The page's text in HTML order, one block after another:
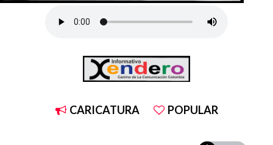
CARICATURA POPULAR